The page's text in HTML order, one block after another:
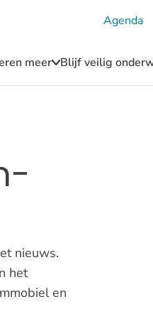
meer Submenu
Leer
Blijf veilig
Agenda
nieuws.
het
en